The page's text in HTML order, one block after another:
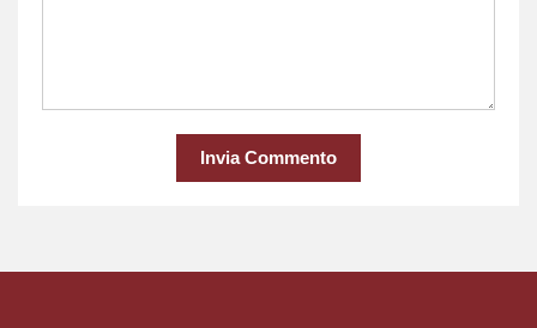
Invia Commento